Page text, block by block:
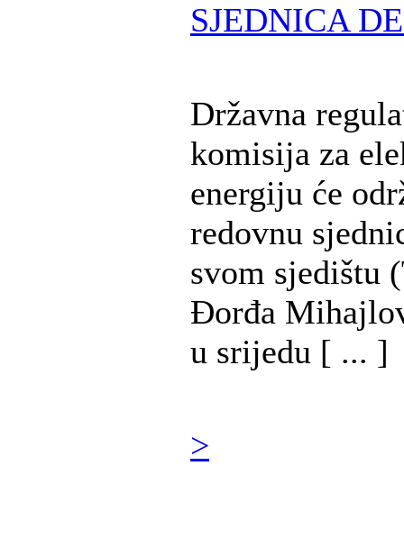
SJEDNICA
Državna
komisija za
energiju će
redovnu
svom sjedištu
Đorđa
u srijedu [ ... ]
>